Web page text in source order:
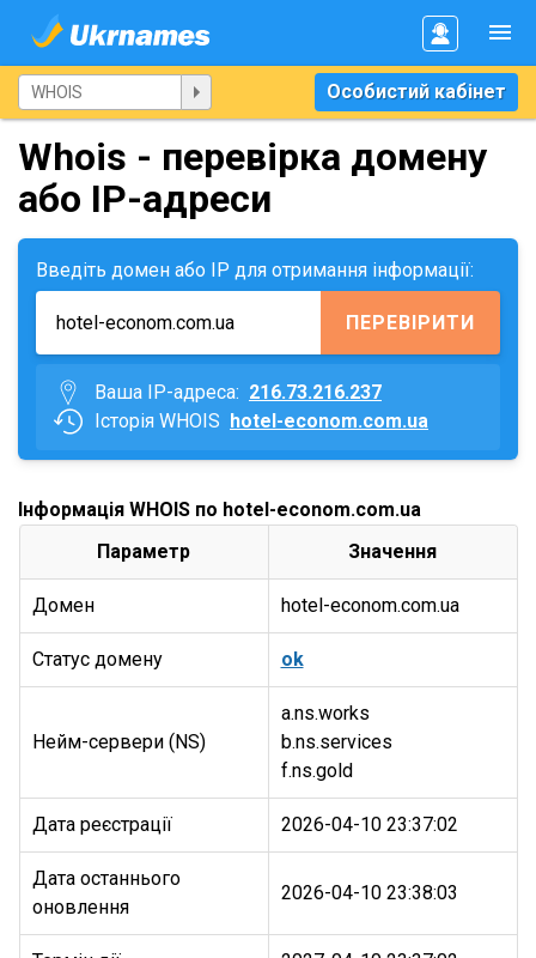
Особистий кабінет
Whois - перевірка домену
або IP-адреси
Введіть домен або IP для отримання інформації:
ПЕРЕВІРИТИ
Ваша IP-адреса: 216.73.216.237
Історія WHOIS hotel-econom.com.ua
Інформація WHOIS по hotel-econom.com.ua
Параметр
Значення
Домен hotel-econom.com.ua
Статус домену ok
Нейм-сервери (NS)
a.ns.works
b.ns.services
Дата реєстрації 2026-04-10 23:37:02
Дата останнього
оновлення
2026-04-10 23:38:03